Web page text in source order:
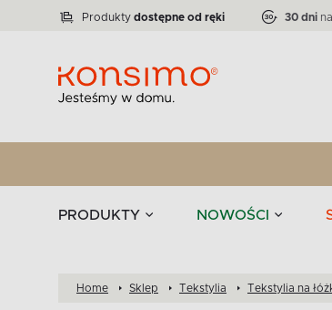
Produkty dostępne od ręki 30 dni
PRODUKTY NOWOŚCI
Kolekcja narożników RATLO -39
VICTO Liczba produktów:71
ELEGANT Liczba produktów:864
Home Sklep Tekstylia Tekstylia na